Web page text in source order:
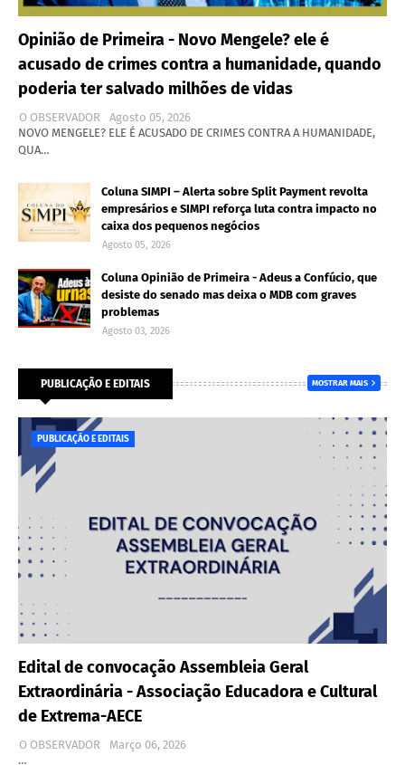
Opinião de Primeira - Novo Mengele? ele é
acusado de crimes contra a humanidade, quando
poderia ter salvado milhões de vidas
O OBSERVADOR
Agosto 05, 2026
NOVO MENGELE? ELE É ACUSADO DE CRIMES CONTRA A HUMANIDADE,
QUA…
Coluna SIMPI – Alerta sobre Split Payment revolta
empresários e SIMPI reforça luta contra impacto no
caixa dos pequenos negócios
Agosto 05, 2026
Coluna Opinião de Primeira - Adeus a Confúcio, que
desiste do senado mas deixa o MDB com graves
problemas
Agosto 03, 2026
PUBLICAÇÃO E EDITAIS MOSTRAR MAIS
PUBLICAÇÃO E EDITAIS
Edital de convocação Assembleia Geral
Extraordinária - Associação Educadora e Cultural
de Extrema-AECE
O OBSERVADOR
Março 06, 2026
…